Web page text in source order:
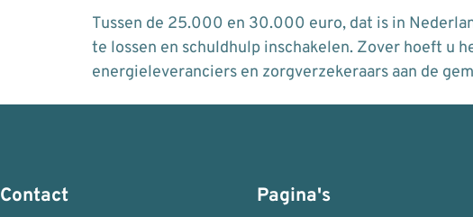
Tussen de 25.000 en 30.000 euro, dat is in
te lossen en schuldhulp inschakelen. Zover hoeft u
energieleveranciers en zorgverzekeraars aan de
Contact Pagina's